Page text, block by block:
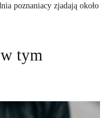
poznaniacy zjadają około
tym